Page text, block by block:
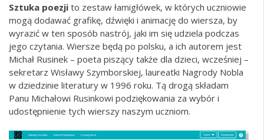
Sztuka poezji to zestaw łamigłówek, w których uczniowie
mogą dodawać grafikę, dźwięki i animację do wiersza, by
wyrazić w ten sposób nastrój, jaki im się udziela podczas
jego czytania. Wiersze będą po polsku, a ich autorem jest
Michał Rusinek – poeta piszący także dla dzieci, wcześniej –
sekretarz Wisławy Szymborskiej, laureatki Nagrody Nobla
w dziedzinie literatury w 1996 roku. Tą drogą składam
Panu Michałowi Rusinkowi podziękowania za wybór i
udostępnienie tych wierszy naszym uczniom.